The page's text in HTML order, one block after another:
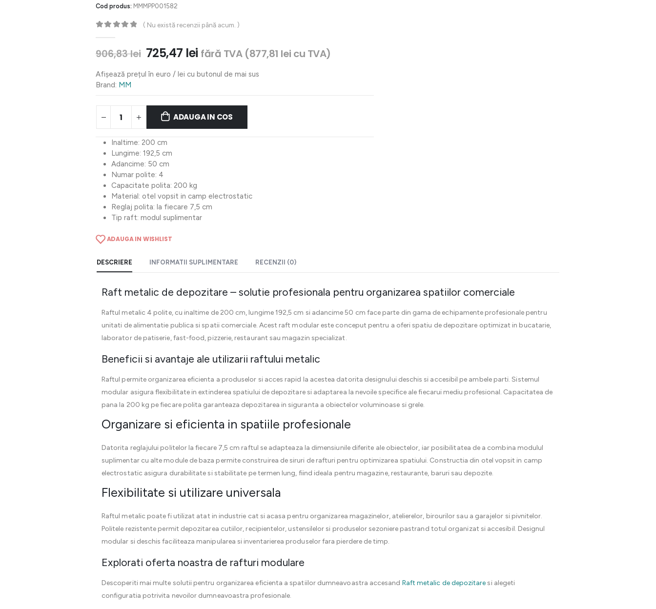
Cod produs: MMMPP001582
( Nu există recenzii până acum. )
906,83lei Prețul
a
906,83 lei.
725,47 leiPrețul
este:
fără TVA (877,81 lei cu TVA)
Afișează prețul în euro / lei cu butonul de mai sus
Brand: MM
ADAUGA IN COS
Inaltime: 200 cm
Lungime: 192,5 cm
Adancime: 50 cm
Numar polite: 4
Capacitate polita: 200 kg
Material: otel vopsit in camp electrostatic
Reglaj polita: la fiecare 7,5 cm
Tip raft: modul suplimentar
ADAUGA IN WISHLIST
DESCRIERE INFORMATII SUPLIMENTARE RECENZII (0)
Raft metalic de depozitare – solutie profesionala pentru organizarea spatiilor comerciale
Raftul metalic 4 polite, cu inaltime de 200 cm, lungime 192,5 cm si adancime 50 cm face parte din gama de echipamente profesionale pentru
unitati de alimentatie publica si spatii comerciale. Acest raft modular este conceput pentru a oferi spatiu de depozitare optimizat in bucatarie,
laborator de patiserie, fast-food, pizzerie, restaurant sau magazin specializat.
Beneficii si avantaje ale utilizarii raftului metalic
Raftul permite organizarea eficienta a produselor si acces rapid la acestea datorita designului deschis si accesibil pe ambele parti. Sistemul
modular asigura flexibilitate in extinderea spatiului de depozitare si adaptarea la nevoile specifice ale fiecarui mediu profesional. Capacitatea de
pana la 200 kg pe fiecare polita garanteaza depozitarea in siguranta a obiectelor voluminoase si grele.
Organizare si eficienta in spatiile profesionale
Datorita reglajului politelor la fiecare 7,5 cm raftul se adapteaza la dimensiunile diferite ale obiectelor, iar posibilitatea de a combina modulul
suplimentar cu alte module de baza permite construirea de siruri de rafturi pentru optimizarea spatiului. Constructia din otel vopsit in camp
electrostatic asigura durabilitate si stabilitate pe termen lung, fiind ideala pentru magazine, restaurante, baruri sau depozite.
Flexibilitate si utilizare universala
Raftul metalic poate fi utilizat atat in industrie cat si acasa pentru organizarea magazinelor, atelierelor, birourilor sau a garajelor si pivnitelor.
Politele rezistente permit depozitarea cutiilor, recipientelor, ustensilelor si produselor sezoniere pastrand totul organizat si accesibil. Designul
modular si deschis faciliteaza manipularea si inventarierea produselor fara pierdere de timp.
Explorati oferta noastra de rafturi modulare
Descoperiti mai multe solutii pentru organizarea eficienta a spatiilor dumneavoastra accesand Raft metalic de depozitaresi alegeti
configuratia potrivita nevoilor dumneavoastra profesionale.